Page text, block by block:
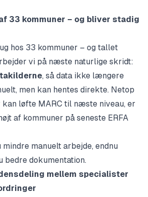
33 kommuner – og bliver stadig
hos 33 kommuner – og tallet
vi på næste naturlige skridt:
, så data ikke længere
men kan hentes direkte. Netop
kan løfte MARC til næste niveau, er
af kommuner på seneste ERFA
manuelt arbejde, endnu
dokumentation.
mellem specialister